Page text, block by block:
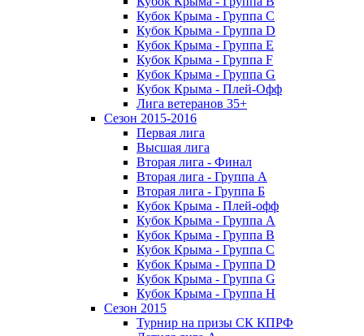
Кубок Крыма - Группа C
Кубок Крыма - Группа D
Кубок Крыма - Группа E
Кубок Крыма - Группа F
Кубок Крыма - Группа G
Кубок Крыма - Плей-Офф
Лига ветеранов 35+
Сезон 2015-2016
Первая лига
Высшая лига
Вторая лига - Финал
Вторая лига - Группа А
Вторая лига - Группа Б
Кубок Крыма - Плей-офф
Кубок Крыма - Группа A
Кубок Крыма - Группа B
Кубок Крыма - Группа C
Кубок Крыма - Группа D
Кубок Крыма - Группа G
Кубок Крыма - Группа H
Сезон 2015
Турнир на призы СК КПРФ